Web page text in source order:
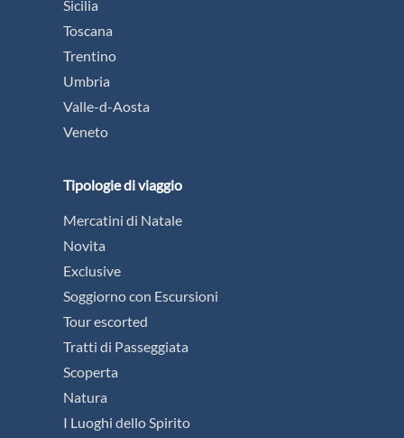
Sicilia
Toscana
Trentino
Umbria
Valle-d-Aosta
Veneto
Tipologie di viaggio
Mercatini di Natale
Novita
Exclusive
Soggiorno con Escursioni
Tour escorted
Tratti di Passeggiata
Scoperta
Natura
I Luoghi dello Spirito